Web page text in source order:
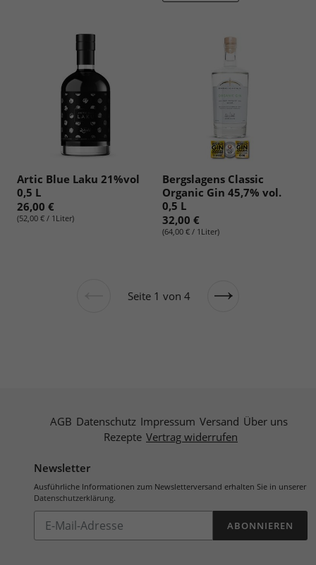
Artic Blue Laku 21%vol
0,5 L
26,00 €
(52,00 € / 1Liter)
Bergslagens Classic
Organic Gin 45,7% vol.
0,5 L
32,00 €
(64,00 € / 1Liter)
VorherigeSeite 1 von 4
Nächste
AGB Datenschutz Impressum Versand Über uns
Rezepte Vertrag widerrufen
Newsletter
Ausführliche Informationen zum Newsletterversand erhalten Sie in unserer
Datenschutzerklärung.
Abonnieren
unsere
ABONNIEREN